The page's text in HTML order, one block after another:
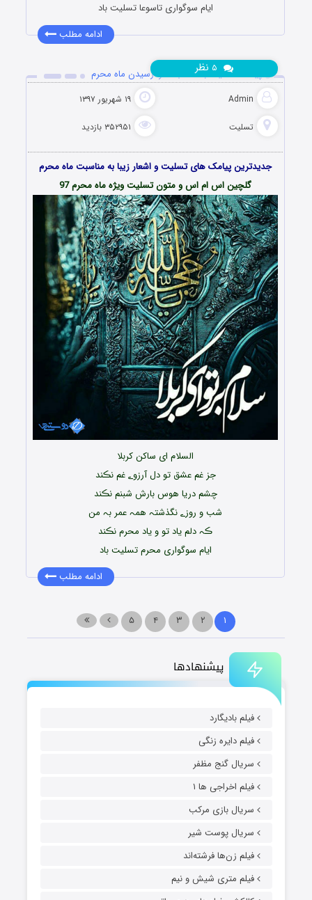
پیشنهادها
فیلم بادیگارد
فیلم دایره زنگی
سریال گنج مظفر
فیلم اخراجی ها ۱
سریال بازی مرکب
سریال پوست شیر
فیلم زن‌ها فرشته‌اند
فیلم متری شیش و نیم
ایام سوگواری تاسوعا تسلیت باد
ادامه مطلب
پیامک تسلیت به مناسبت فرا رسیدن ماه محرم
Admin ۱۹ شهریور ۱۳۹۷
تسلیت ۳۵۲۹۵۱ بازدید
نظر
جدیدترین پیامک های تسلیت و اشعار زیبا به مناسبت ماه محرم
گلچین اس ام اس و متون تسلیت ویژه ماه محرم 97
السلام ای ساکن کربلا
جز غم عشق تو دل آرزوے غم نڪند
چشم دریا هوس بارش شبنم نڪند
شب و روزے نگذشتہ همہ عمر بہ من
ڪہ دلم یاد تو و یاد محرم نڪند
ایام سوگواری محرم تسلیت باد
ادامه مطلب
۱ ۲ ۳ ۴ ۵